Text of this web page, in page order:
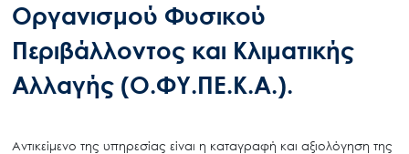
Οργανισμού Φυσικού
Περιβάλλοντος και Κλιματικής
Αλλαγής (Ο.ΦΥ.ΠΕ.Κ.Α.).
Αντικείμενο της υπηρεσίας είναι η καταγραφή και αξιολόγηση της